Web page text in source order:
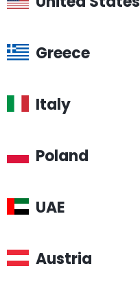
Greece
Italy
Poland
UAE
Austria